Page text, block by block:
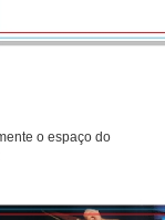
o espaço do